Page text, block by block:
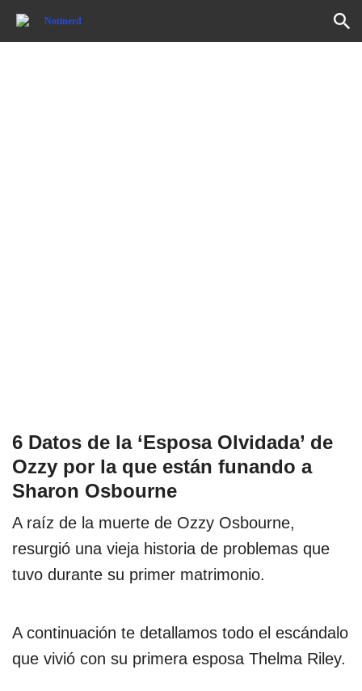
6 Datos de la ‘Esposa Olvidada’ de
Ozzy por la que están funando a
Sharon Osbourne
A raíz de la muerte de Ozzy Osbourne,
resurgió una vieja historia de problemas que
tuvo durante su primer matrimonio.
A continuación te detallamos todo el escándalo
que vivió con su primera esposa Thelma Riley.